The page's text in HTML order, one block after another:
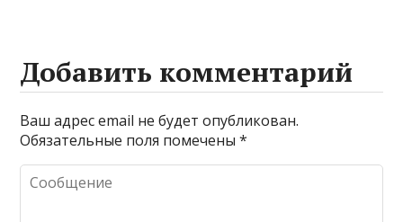
Добавить комментарий
Ваш адрес email не будет опубликован.
Обязательные поля помечены*